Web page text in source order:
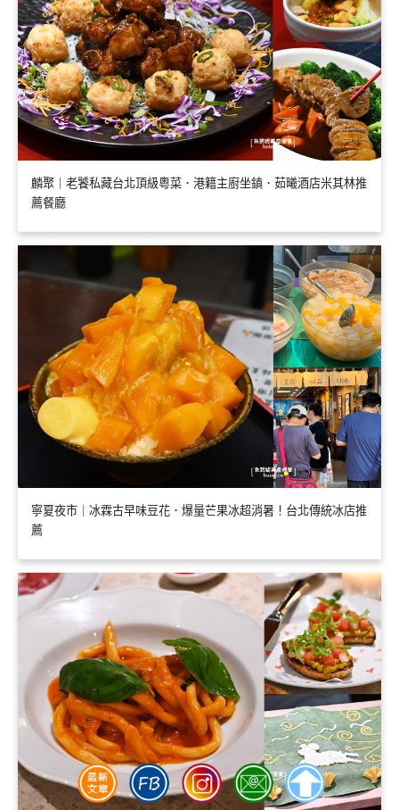
麟聚｜老饕私藏台北頂級粵菜．港籍主廚坐鎮．茹曦酒店米其林推
薦餐廳
寧夏夜市｜冰霖古早味豆花．爆量芒果冰超消暑！台北傳統冰店推
薦